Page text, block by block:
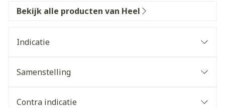
Bekijk alle producten van Heel
Indicatie
Samenstelling
Contra indicatie